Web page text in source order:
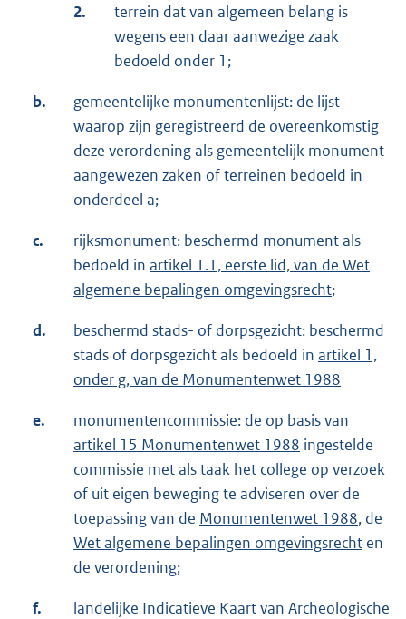
2.
terrein dat van algemeen belang is
wegens een daar aanwezige zaak
bedoeld onder 1;
b.
gemeentelijke monumentenlijst: de lijst
waarop zijn geregistreerd de overeenkomstig
deze verordening als gemeentelijk monument
aangewezen zaken of terreinen bedoeld in
onderdeel a;
c.
rijksmonument: beschermd monument als
bedoeld in artikel 1.1, eerste lid, van de Wet
algemene bepalingen omgevingsrecht;
d.
beschermd stads- of dorpsgezicht: beschermd
stads of dorpsgezicht als bedoeld in artikel 1,
onder g, van de Monumentenwet 1988
e.
monumentencommissie: de op basis van
artikel 15 Monumentenwet 1988 ingestelde
commissie met als taak het college op verzoek
of uit eigen beweging te adviseren over de
toepassing van de Monumentenwet 1988, de
Wet algemene bepalingen omgevingsrecht en
de verordening;
f.
landelijke Indicatieve Kaart van Archeologische